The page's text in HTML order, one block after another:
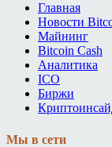
Главная
Новости
Майнинг
Bitcoin Cash
Аналитика
ICO
Биржи
Мы в сети